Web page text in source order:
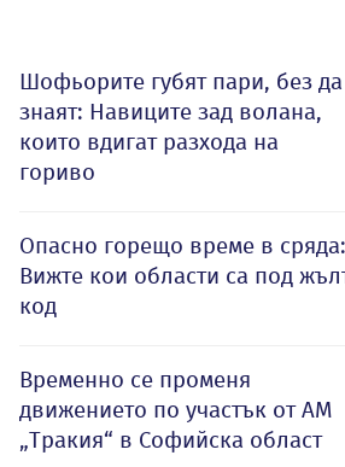
Шофьорите губят пари, без да
знаят: Навиците зад волана,
които вдигат разхода на
гориво
Опасно горещо време в сряда:
Вижте кои области са под
код
Временно се променя
движението по участък от АМ
„Тракия“ в Софийска област